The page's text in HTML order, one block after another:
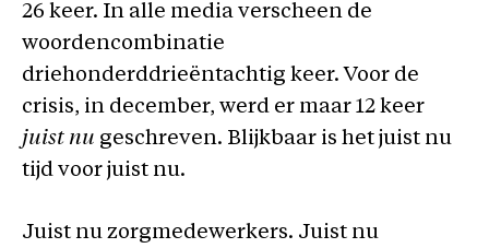
26 keer. In alle media verscheen de
woordencombinatie
driehonderddrieëntachtig keer. Voor de
crisis, in december, werd er maar 12 keer
juist nu geschreven. Blijkbaar is het juist nu
tijd voor juist nu.
Juist nu zorgmedewerkers. Juist nu